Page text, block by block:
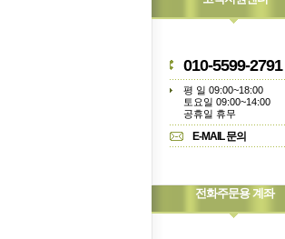
010-5599-2791
평 일 09:00~18:00
토요일 09:00~14:00
공휴일 휴무
E-MAIL 문의
전화주문용 계좌